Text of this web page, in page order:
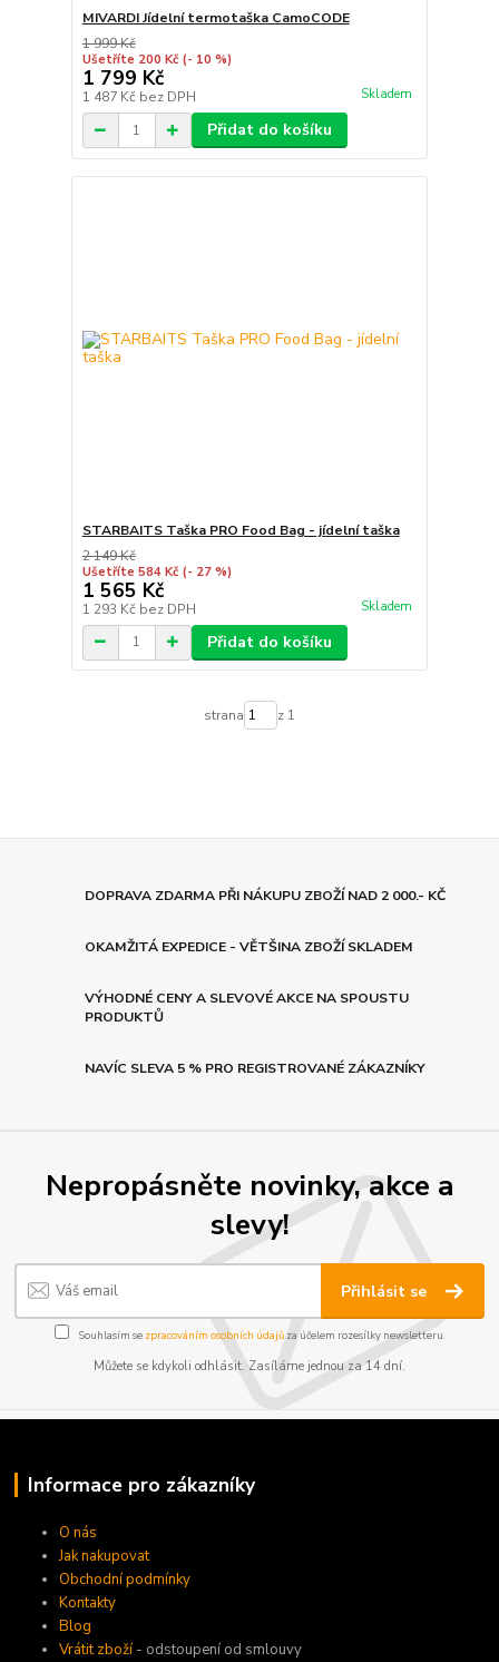
MIVARDI Jídelní termotaška CamoCODE
1 999 Kč
Ušetříte 200 Kč (- 10 %)
1 799 Kč
1 487 Kč bez DPH Skladem
Přidat do košíku
STARBAITS Taška PRO Food Bag - jídelní taška
2 149 Kč
Ušetříte 584 Kč (- 27 %)
1 565 Kč
1 293 Kč bez DPH Skladem
Přidat do košíku
strana z 1
DOPRAVA ZDARMA PŘI NÁKUPU ZBOŽÍ NAD 2 000.- KČ
OKAMŽITÁ EXPEDICE - VĚTŠINA ZBOŽÍ SKLADEM
VÝHODNÉ CENY A SLEVOVÉ AKCE NA SPOUSTU
PRODUKTŮ
NAVÍC SLEVA 5 % PRO REGISTROVANÉ ZÁKAZNÍKY
Nepropásněte novinky, akce a
slevy!
Přihlásit se
Souhlasím se zpracováním osobních údajůza účelem rozesílky newsletteru.
Můžete se kdykoli odhlásit. Zasíláme jednou za 14 dní.
Informace pro zákazníky
O nás
Jak nakupovat
Obchodní podmínky
Kontakty
Blog
Vrátit zboží- odstoupení od smlouvy